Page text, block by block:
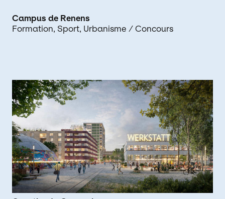
Campus de Renens
Formation Sport Urbanisme / Concours